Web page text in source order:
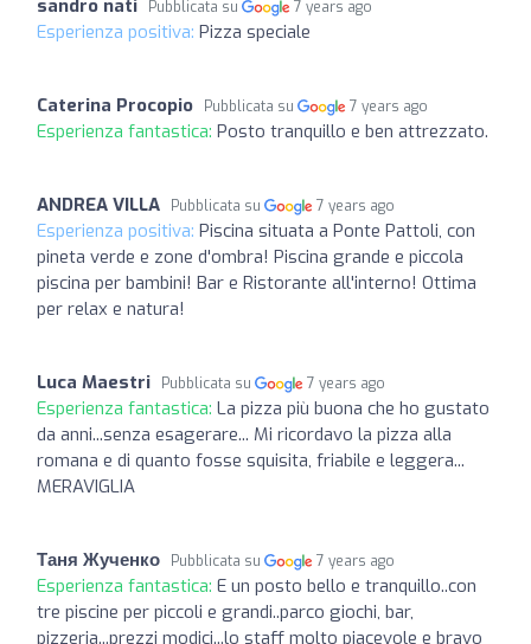
sandro nati Pubblicata su 7 years ago
Esperienza positiva: Pizza speciale
Caterina Procopio Pubblicata su 7 years ago
Esperienza fantastica: Posto tranquillo e ben attrezzato.
ANDREA VILLA Pubblicata su 7 years ago
Esperienza positiva: Piscina situata a Ponte Pattoli, con
pineta verde e zone d'ombra! Piscina grande e piccola
piscina per bambini! Bar e Ristorante all'interno! Ottima
per relax e natura!
Luca Maestri Pubblicata su 7 years ago
Esperienza fantastica: La pizza più buona che ho gustato
da anni...senza esagerare... Mi ricordavo la pizza alla
romana e di quanto fosse squisita, friabile e leggera...
MERAVIGLIA
Таня Жученко Pubblicata su 7 years ago
Esperienza fantastica: E un posto bello e tranquillo..con
tre piscine per piccoli e grandi..parco giochi, bar,
pizzeria...prezzi modici...lo staff molto piacevole e bravo